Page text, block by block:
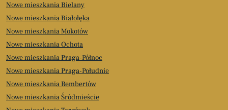
Nowe mieszkania Bielany
Nowe mieszkania Białołęka
Nowe mieszkania Mokotów
Nowe mieszkania Ochota
Nowe mieszkania Praga-Północ
Nowe mieszkania Praga-Południe
Nowe mieszkania Rembertów
Nowe mieszkania Śródmieście